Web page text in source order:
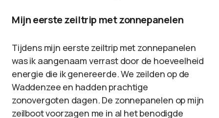
Mijn eerste zeiltrip met zonnepanelen
Tijdens mijn eerste zeiltrip met zonnepanelen
was ik aangenaam verrast door de hoeveelheid
energie die ik genereerde. We zeilden op de
Waddenzee en hadden prachtige
zonovergoten dagen. De zonnepanelen op mijn
zeilboot voorzagen me in al het benodigde